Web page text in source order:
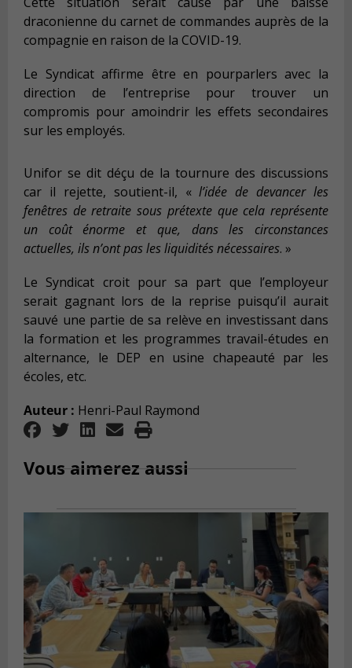
draconienne du carnet de commandes auprès de la
compagnie en raison de la COVID-19.
Le Syndicat affirme être en pourparlers avec la
direction de l’entreprise pour trouver un
compromis pour amoindrir les effets secondaires
sur les employés.
Unifor se dit déçu de la tournure des discussions
car il rejette, soutient-il, «l’idée de devancer les
fenêtres de retraite sous prétexte que cela représente
un coût énorme et que, dans les circonstances
actuelles, ils n’ont pas les liquidités nécessaires. »
Le Syndicat croit pour sa part que l’employeur
serait gagnant lors de la reprise puisqu’il aurait
sauvé une partie de sa relève en investissant dans
la formation et les programmes travail-études en
alternance, le DEP en usine chapeauté par les
écoles, etc.
Auteur : Henri-Paul Raymond
Vous aimerez aussi